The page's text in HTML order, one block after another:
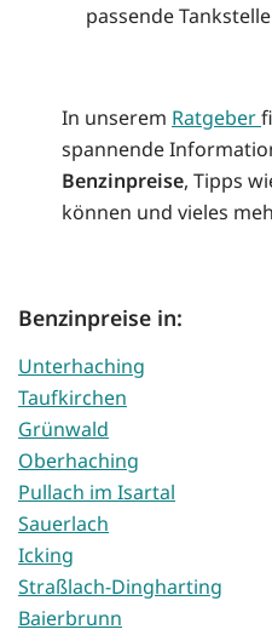
passende
In unserem Ratgeber
spannende
Benzinpreise, Tipps
können und vieles
Benzinpreise in:
Unterhaching
Taufkirchen
Grünwald
Oberhaching
Pullach im Isartal
Sauerlach
Icking
Straßlach-Dingharting
Baierbrunn